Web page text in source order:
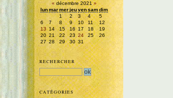
« décembre 2021»
lunmarmerjeuvensamdim
1
2 3 4
5
6
7 8 9 10 11
12
13 14 15 16 17 18
19
20 21 22 23 24 25
26
27 28 29 30 31
RECHERCHER
CATÉGORIES